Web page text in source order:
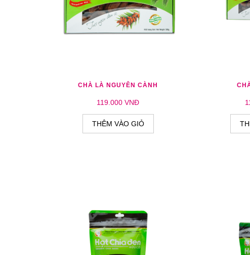
THÊM YÊU THÍCH THÊM SO SÁNH
CHÀ LÀ NGUYÊN CÀNH
119.000 VNĐ
THÊM VÀO GIỎ
THÊM YÊU